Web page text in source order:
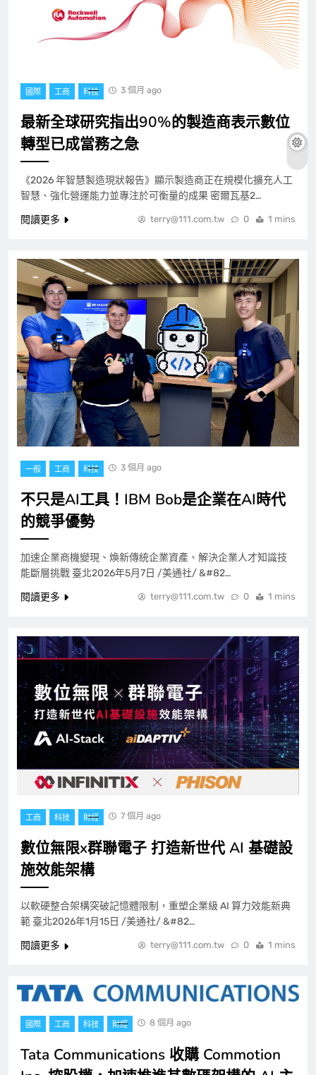
國際 工商 科技 3 個月 ago
最新全球研究指出90%的製造商表示數位
轉型已成當務之急
《2026 年智慧製造現狀報告》顯示製造商正在規模化擴充人工
智慧、強化營運能力並專注於可衡量的成果 密爾瓦基2…
閱讀更多
terry@111.com.tw 0 1 mins
一般 工商 科技 3 個月 ago
不只是AI工具！IBM Bob是企業在AI時代
的競爭優勢
加速企業商機變現、煥新傳統企業資產、解決企業人才知識技
能斷層挑戰 臺北2026年5月7日 /美通社/ &#82…
閱讀更多
terry@111.com.tw 0 1 mins
工商 科技 財經 7 個月 ago
數位無限x群聯電子 打造新世代 AI 基礎設
施效能架構
以軟硬整合架構突破記憶體限制，重塑企業級 AI 算力效能新典
範 臺北2026年1月15日 /美通社/ &#82…
閱讀更多
terry@111.com.tw 0 1 mins
國際 工商 科技 財經 8 個月 ago
Tata Communications 收購 Commotion